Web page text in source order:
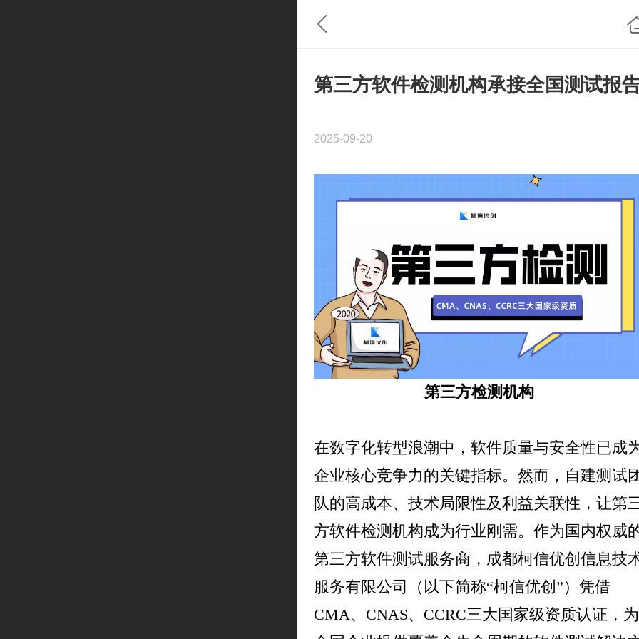
第三方软件检测机构承接全国测试报
2025-09-20
第三方检测机构
在数字化转型浪潮中，软件质量与安全性已成
企业核心竞争力的关键指标。然而，自建测试
队的高成本、技术局限性及利益关联性，让第
方软件检测机构成为行业刚需。作为国内权威
第三方软件测试服务商， 成都柯信优创信息技
服务有限公司
（以下简称“柯信优创”）凭借
CMA、CNAS、CCRC三大国家级资质认证，为